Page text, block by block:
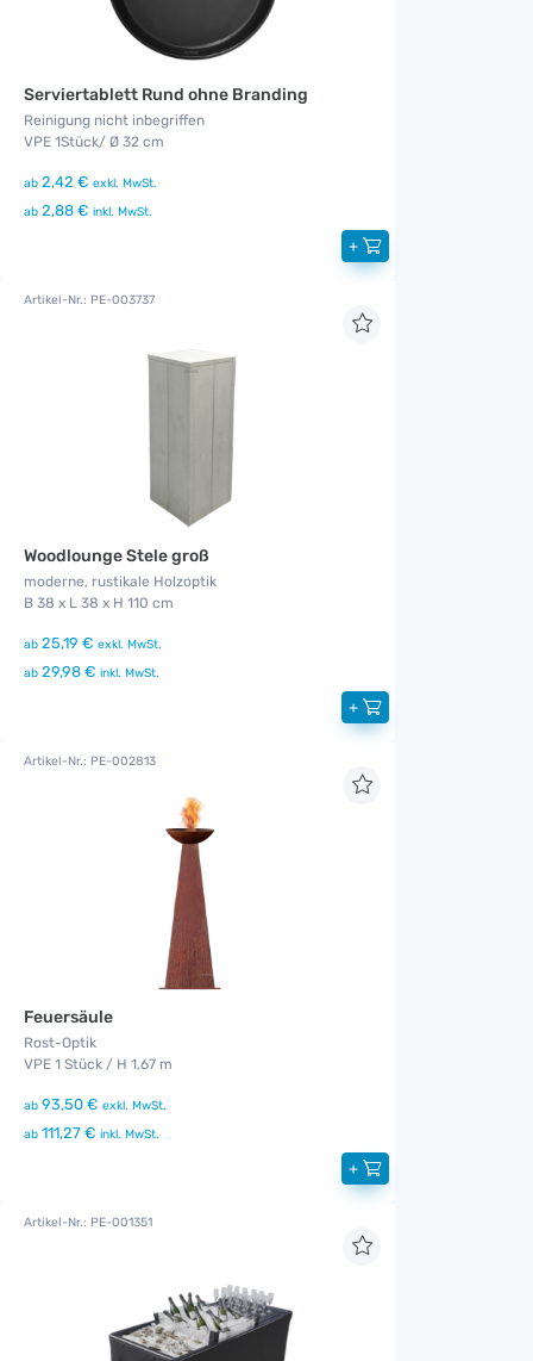
Serviertablett Rund ohne Branding
Reinigung nicht inbegriffen
VPE 1Stück/ Ø 32 cm
ab 2,42 € exkl. MwSt.
ab 2,88 € inkl. MwSt.
+
Artikel-Nr.: PE-003737
Woodlounge Stele groß
moderne, rustikale Holzoptik
B 38 x L 38 x H 110 cm
ab 25,19 € exkl. MwSt.
ab 29,98 € inkl. MwSt.
+
Artikel-Nr.: PE-002813
Feuersäule
Rost-Optik
VPE 1 Stück / H 1,67 m
ab 93,50 € exkl. MwSt.
ab 111,27 € inkl. MwSt.
+
Artikel-Nr.: PE-001351